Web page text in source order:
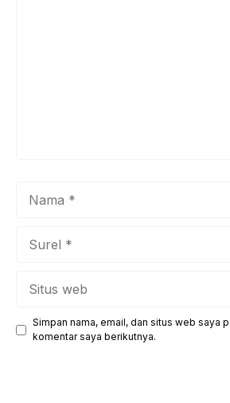
Simpan nama, email, dan situs web saya
komentar saya berikutnya.